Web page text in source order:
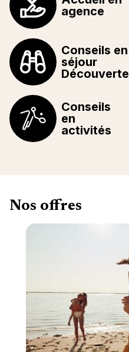
agence
Conseils en
séjour
Découverte
Conseils
en
activités
Nos offres